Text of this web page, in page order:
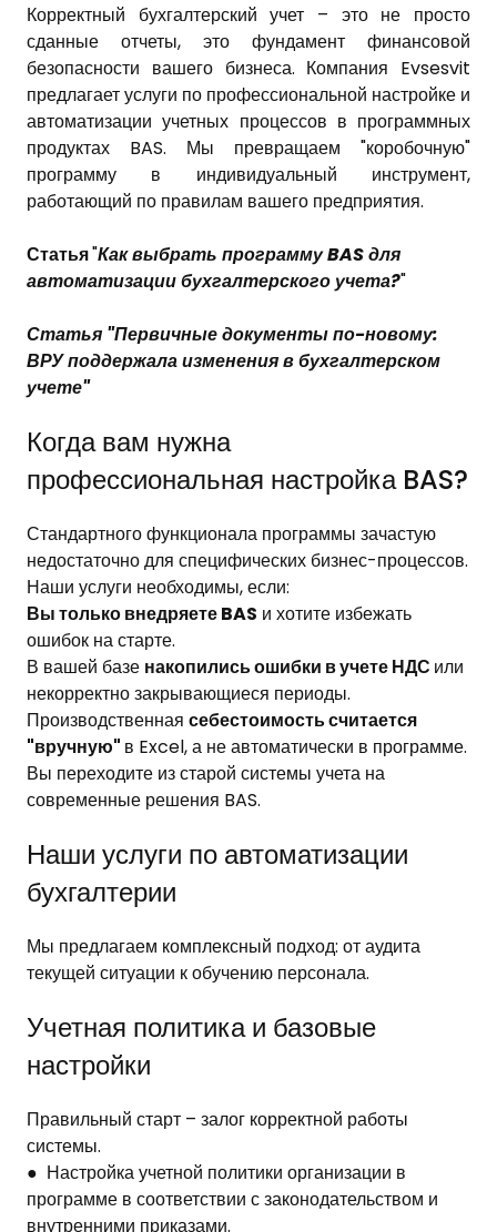
Корректный бухгалтерский учет – это не просто
сданные отчеты, это фундамент финансовой
безопасности вашего бизнеса. Компания Evsesvit
предлагает услуги по профессиональной настройке и
автоматизации учетных процессов в программных
продуктах BAS. Мы превращаем "коробочную"
программу в индивидуальный инструмент,
работающий по правилам вашего предприятия.
Статья"Как выбрать программу BAS для
автоматизации бухгалтерского учета?"
Статья "Первичные документы по-новому:
ВРУ поддержала изменения в бухгалтерском
учете"
Когда вам нужна
профессиональная настройка BAS?
Стандартного функционала программы зачастую
недостаточно для специфических бизнес-процессов.
Наши услуги необходимы, если:
Вы только внедряете BAS и хотите избежать
ошибок на старте.
В вашей базе накопились ошибки в учете НДС или
некорректно закрывающиеся периоды.
Производственная себестоимость считается
"вручную" в Excel, а не автоматически в программе.
Вы переходите из старой системы учета на
современные решения BAS.
Наши услуги по автоматизации
бухгалтерии
Мы предлагаем комплексный подход: от аудита
текущей ситуации к обучению персонала.
Учетная политика и базовые
настройки
Правильный старт – залог корректной работы
системы.
● Настройка учетной политики организации в
программе в соответствии с законодательством и
внутренними приказами.